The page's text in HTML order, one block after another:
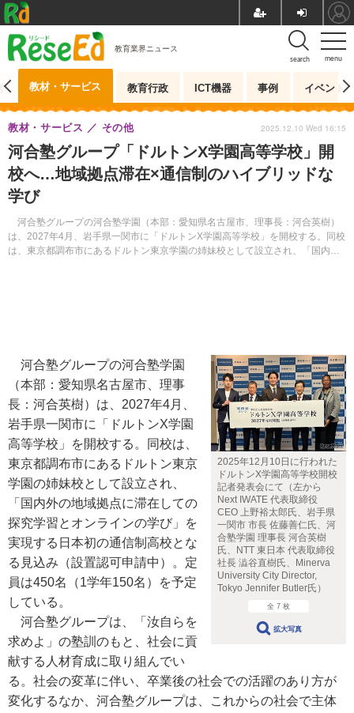
menu
search
教育業界ニュース
教材・サービス 教育行政 ICT機器 事例 イベント
河合塾グループ「ドルトンX学園高等学校」開
校へ…地域拠点滞在×通信制のハイブリッドな
学び
河合塾グループの河合塾学園（本部：愛知県名古屋市、理事長：河合英樹）
は、2027年4月、岩手県一関市に「ドルトンX学園高等学校」を開校する。同校
は、東京都調布市にあるドルトン東京学園の姉妹校として設立され、「国内外
教材・サービス その他 2025.12.10 Wed 16:15
2025年12月10日に行われた
ドルトンX学園高等学校開校
記者発表会にて（左から
Next IWATE 代表取締役
CEO 上野裕太郎氏、岩手県
一関市 市長 佐藤善仁氏、河
合塾学園 理事長 河合英樹
氏、NTT 東日本 代表取締役
社長 澁谷直樹氏、Minerva
University City Director,
Tokyo Jennifer Butler氏）
全 7 枚
拡大写真
河合塾グループの河合塾学園
（本部：愛知県名古屋市、理事
長：河合英樹）は、2027年4月、
岩手県一関市に「ドルトンX学園
高等学校」を開校する。同校は、
東京都調布市にあるドルトン東京
学園の姉妹校として設立され、
「国内外の地域拠点に滞在しての
探究学習とオンラインの学び」を
実現する日本初の通信制高校とな
る見込み（設置認可申請中）。定
員は450名（1学年150名）を予定
している。
河合塾グループは、「汝自らを
求めよ」の塾訓のもと、社会に貢
献する人材育成に取り組んでい
る。社会の変革に伴い、卒業後の社会での活躍のあり方が
変化するなか、河合塾グループは、これからの社会で主体